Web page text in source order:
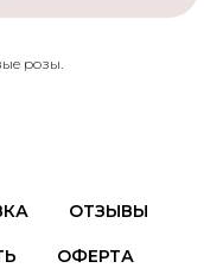
розы.
ОТЗЫВЫ
ОФЕРТА